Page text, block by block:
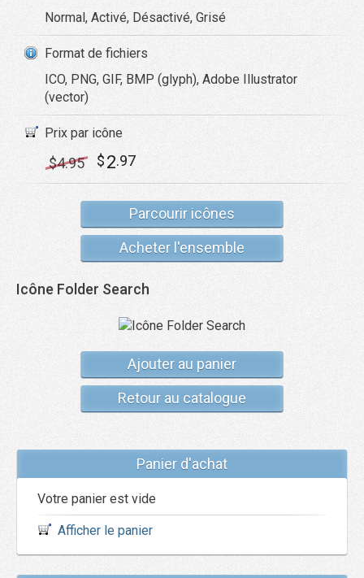
Normal, Activé, Désactivé, Grisé
Format de fichiers
ICO, PNG, GIF, BMP (glyph), Adobe Illustrator
(vector)
Prix par icône
$4.95 $2.97
Parcourir icônes
Acheter l'ensemble
Icône Folder Search
Ajouter au panier
Retour au catalogue
Panier d'achat
Votre panier est vide
Afficher le panier